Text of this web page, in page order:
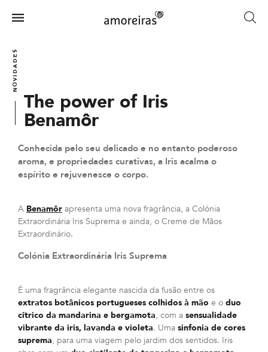
mainMenu
NOVIDADES
The power of Iris
Benamôr
Conhecida pelo seu delicado e no entanto poderoso
aroma, e propriedades curativas, a Iris acalma o
espírito e rejuvenesce o corpo.
A Benamôr apresenta uma nova fragrância, a Colónia
Extraordinária Iris Suprema e ainda, o Creme de Mãos
Extraordinário.
Colónia Extraordinária Iris Suprema
É uma fragrância elegante nascida da fusão entre os
extratos botânicos portugueses colhidos à mão e o duo
cítrico da mandarina e bergamota, com a sensualidade
vibrante da iris, lavanda e violeta. Uma sinfonia de cores
suprema, para uma viagem pelo jardim dos sentidos. Iris